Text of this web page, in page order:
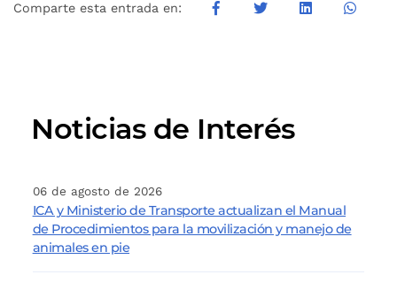
Comparte esta entrada en:
Noticias de Interés
06 de agosto de 2026
ICA y Ministerio de Transporte actualizan el Manual
de Procedimientos para la movilización y manejo de
animales en pie